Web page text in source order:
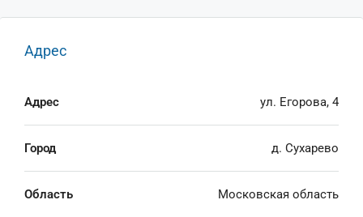
Адрес
Адрес ул. Егорова, 4
Город д. Сухарево
Область Московская область